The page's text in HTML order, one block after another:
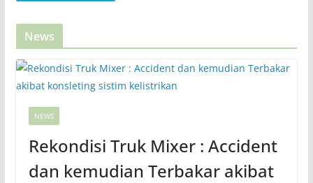
News
NEWS
Rekondisi Truk Mixer : Accident
dan kemudian Terbakar akibat